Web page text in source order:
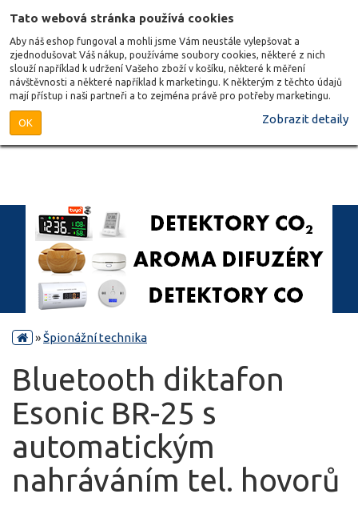
Tato webová stránka používá cookies
Aby náš eshop fungoval a mohli jsme Vám neustále vylepšovat a
zjednodušovat Váš nákup, používáme soubory cookies, některé z nich
slouží například k udržení Vašeho zboží v košíku, některé k měření
návštěvnosti a některé například k marketingu. K některým z těchto údajů
mají přístup i naši partneři a to zejména právě pro potřeby marketingu.
OK Zobrazit detaily
»Špionážní technika
Bluetooth diktafon
Esonic BR-25 s
automatickým
nahráváním tel. hovorů